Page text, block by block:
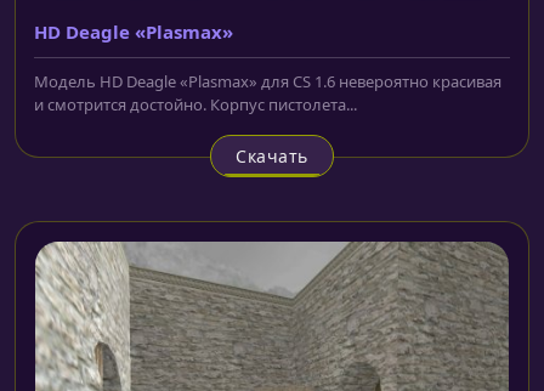
HD Deagle «Plasmax»
Модель HD Deagle «Plasmax» для CS 1.6 невероятно красивая
и смотрится достойно. Корпус пистолета...
Скачать